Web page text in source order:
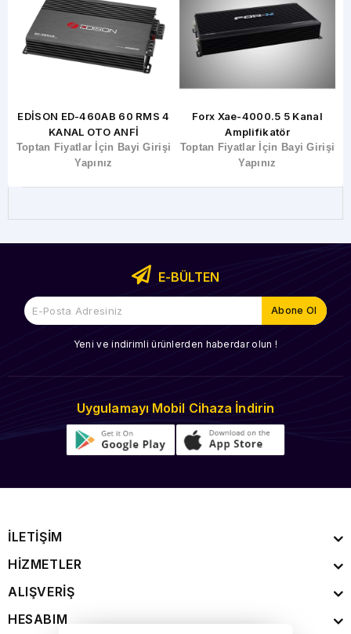
EDİSON ED-460AB 60 RMS 4
KANAL OTO ANFİ
Toptan Fiyatlar İçin Bayi Girişi
Yapınız
Forx Xae-4000.5 5 Kanal
Amplifikatör
Toptan Fiyatlar İçin Bayi Girişi
Yapınız
E-BÜLTEN
Yeni ve indirimli ürünlerden haberdar olun !
Uygulamayı Mobil Cihaza İndirin
İLETİŞİM
HİZMETLER
ALIŞVERİŞ
HESABIM